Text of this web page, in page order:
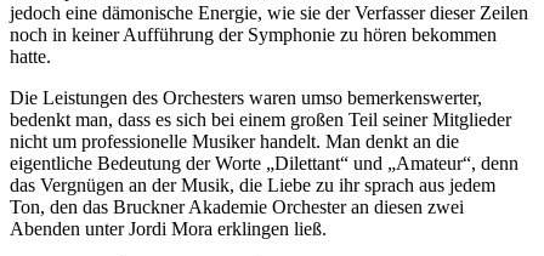
jedoch eine dämonische Energie, wie sie der Verfasser dieser Zeilen
noch in keiner Aufführung der Symphonie zu hören bekommen
hatte.
Die Leistungen des Orchesters waren umso bemerkenswerter,
bedenkt man, dass es sich bei einem großen Teil seiner Mitglieder
nicht um professionelle Musiker handelt. Man denkt an die
eigentliche Bedeutung der Worte „Dilettant“ und „Amateur“, denn
das Vergnügen an der Musik, die Liebe zu ihr sprach aus jedem
Ton, den das Bruckner Akademie Orchester an diesen zwei
Abenden unter Jordi Mora erklingen ließ.